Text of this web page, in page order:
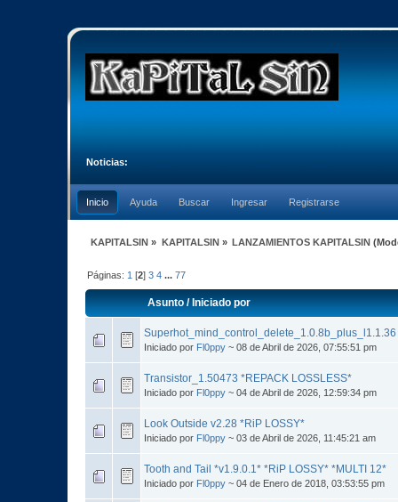
Noticias:
Inicio Ayuda Buscar Ingresar Registrarse
KAPITALSIN » KAPITALSIN» LANZAMIENTOS KAPITALSIN
Páginas: 1 [2]3 4 ...77
Asunto/Iniciado por
Superhot_mind_control_delete_1.0.8b_plus_l1.1.36
Iniciado por Fl0ppy ~ 08 de Abril de 2026, 07:55:51 pm
Transistor_1.50473 *REPACK LOSSLESS*
Iniciado por Fl0ppy ~ 04 de Abril de 2026, 12:59:34 pm
Look Outside v2.28 *RiP LOSSY*
Iniciado por Fl0ppy ~ 03 de Abril de 2026, 11:45:21 am
Tooth and Tail *v1.9.0.1* *RiP LOSSY* *MULTI 12*
Iniciado por Fl0ppy ~ 04 de Enero de 2018, 03:53:55 pm